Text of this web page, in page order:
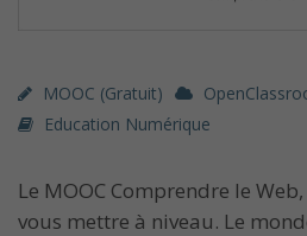
MOOC (gratuit)
Education Numérique
Le MOOC Comprendre le
vous mettre à niveau. Le